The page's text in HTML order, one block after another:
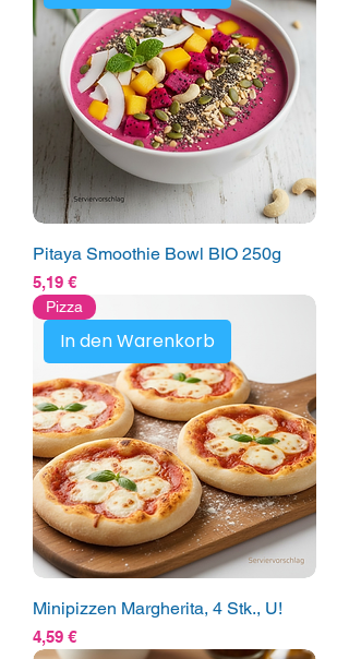
Pitaya Smoothie Bowl BIO 250g
Preis
5,19 €
In den Warenkorb
Pizza
Minipizzen Margherita, 4 Stk., U!
Preis
4,59 €